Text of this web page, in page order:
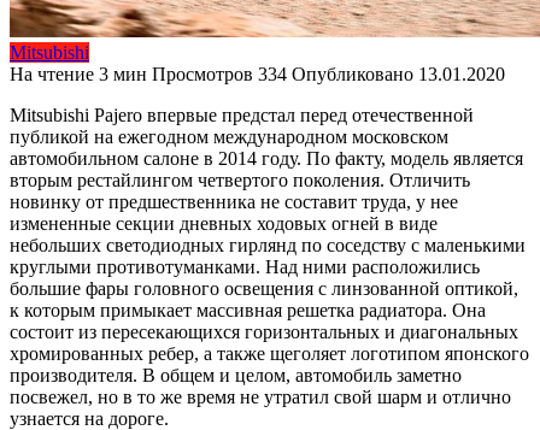
Mitsubishi
На чтение 3 мин Просмотров 334 Опубликовано 13.01.2020
Mitsubishi Pajero впервые предстал перед отечественной
публикой на ежегодном международном московском
автомобильном салоне в 2014 году. По факту, модель является
вторым рестайлингом четвертого поколения. Отличить
новинку от предшественника не составит труда, у нее
измененные секции дневных ходовых огней в виде
небольших светодиодных гирлянд по соседству с маленькими
круглыми противотуманками. Над ними расположились
большие фары головного освещения с линзованной оптикой,
к которым примыкает массивная решетка радиатора. Она
состоит из пересекающихся горизонтальных и диагональных
хромированных ребер, а также щеголяет логотипом японского
производителя. В общем и целом, автомобиль заметно
посвежел, но в то же время не утратил свой шарм и отлично
узнается на дороге.